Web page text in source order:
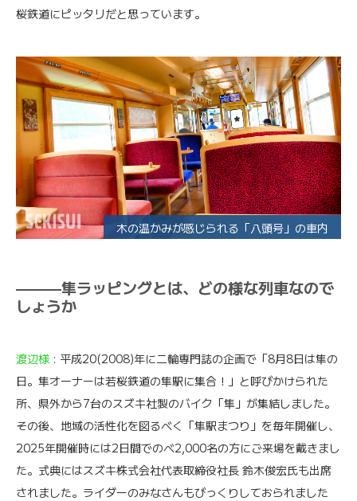
桜鉄道にピッタリだと思っています。
木の温かみが感じられる「八頭号」の車内
———隼ラッピングとは、どの様な列車なので
しょうか
渡辺様 : 平成20(2008)年に二輪専門誌の企画で「8月8日は隼の
日。隼オーナーは若桜鉄道の隼駅に集合！」と呼びかけられた
所、県外から7台のスズキ社製のバイク「隼」が集結しました。
その後、地域の活性化を図るべく「隼駅まつり」を毎年開催し、
2025年開催時には2日間でのべ2,000名の方にご来場を戴きまし
た。式典にはスズキ株式会社代表取締役社長 鈴木俊宏氏も出席
されました。ライダーのみなさんもびっくりしておられました